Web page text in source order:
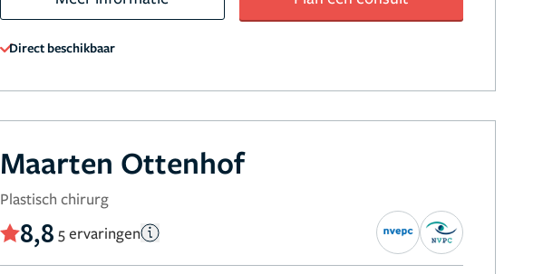
Direct beschikbaar
Maarten Ottenhof
Plastisch chirurg
8,8 5 ervaringen